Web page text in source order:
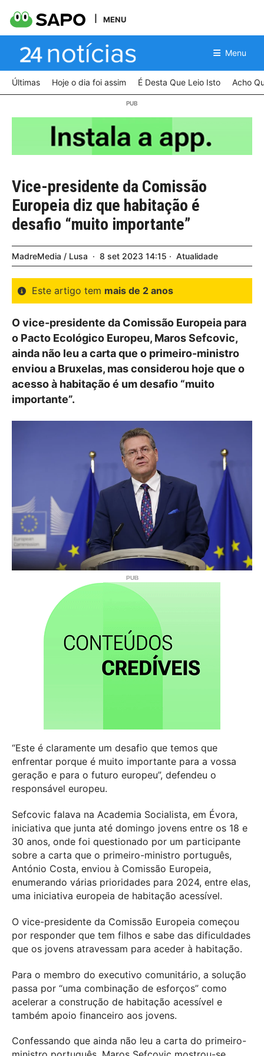
MENU
Menu
Últimas Hoje o dia foi assim É Desta Que Leio Isto Acho
Vice-presidente da Comissão
Europeia diz que habitação é
desafio “muito importante”
MadreMedia / Lusa 8 set 2023 14:15 Atualidade
Este artigo tem mais de 2 anos
O vice-presidente da Comissão Europeia para
o Pacto Ecológico Europeu, Maros Sefcovic,
ainda não leu a carta que o primeiro-ministro
enviou a Bruxelas, mas considerou hoje que o
acesso à habitação é um desafio “muito
importante”.
“Este é claramente um desafio que temos que
enfrentar porque é muito importante para a vossa
geração e para o futuro europeu”, defendeu o
responsável europeu.
Sefcovic falava na Academia Socialista, em Évora,
iniciativa que junta até domingo jovens entre os 18 e
30 anos, onde foi questionado por um participante
sobre a carta que o primeiro-ministro português,
António Costa, enviou à Comissão Europeia,
enumerando várias prioridades para 2024, entre elas,
uma iniciativa europeia de habitação acessível.
O vice-presidente da Comissão Europeia começou
por responder que tem filhos e sabe das dificuldades
que os jovens atravessam para aceder à habitação.
Para o membro do executivo comunitário, a solução
passa por “uma combinação de esforços” como
acelerar a construção de habitação acessível e
também apoio financeiro aos jovens.
Confessando que ainda não leu a carta do primeiro-